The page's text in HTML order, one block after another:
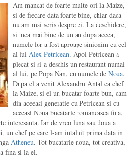
Am mancat de foarte multe ori la Maize,
si de fiecare data foarte bine, chiar daca
nu am mai scris despre ei. La deschidere,
si inca mai bine de un an dupa aceea,
numele lor a fost aproape sinionim cu cel
al lui Alex Petricean. Apoi Petricean a
plecat si si-a deschis un restaurant numai
al lui, pe Popa Nan, cu numele de Noua.
Dupa el a venit Alexandru Antal ca chef
la Maize, si el un bucatar foarte bun, cam
din aceeasi generatie cu Petricean si cu
aceeasi Noua bucatarie romaneasca fina,
interesanta. Iar de vreo luna sau doua a
, un chef pe care l-am intalnit prima data in
Atheneu. Tot bucatarie noua, tot creativa,
fina si la el.